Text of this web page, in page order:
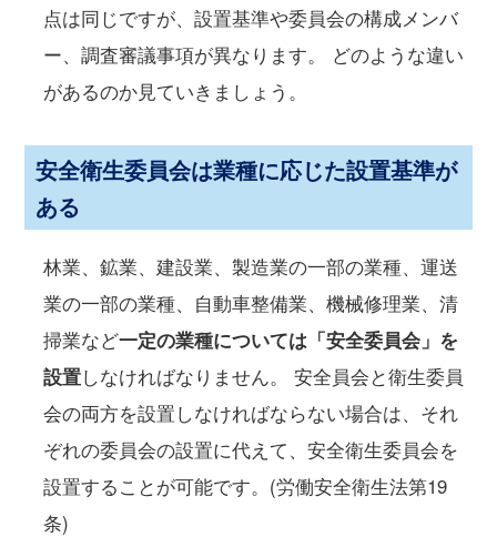
点は同じですが、設置基準や委員会の構成メンバ
ー、調査審議事項が異なります。 どのような違い
があるのか見ていきましょう。
安全衛生委員会は業種に応じた設置基準が
ある
林業、鉱業、建設業、製造業の一部の業種、運送
業の一部の業種、自動車整備業、機械修理業、清
掃業など一定の業種については「安全委員会」を
設置しなければなりません。 安全員会と衛生委員
会の両方を設置しなければならない場合は、それ
ぞれの委員会の設置に代えて、安全衛生委員会を
設置することが可能です。(労働安全衛生法第19
条)